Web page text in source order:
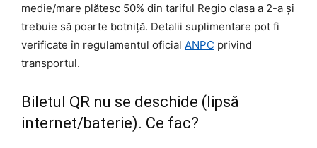
medie/mare plătesc 50% din tariful Regio clasa a 2-a și
trebuie să poarte botniță. Detalii suplimentare pot fi
verificate în regulamentul oficial ANPC privind
transportul.
Biletul QR nu se deschide (lipsă
internet/baterie). Ce fac?